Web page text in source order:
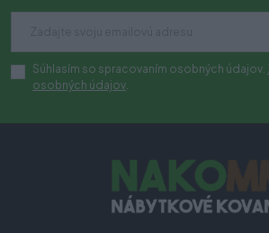
Súhlasím so spracovaním osobných údajov.
osobných údajov.